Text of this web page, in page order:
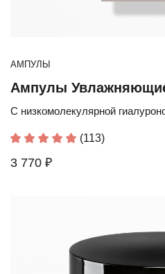
АМПУЛЫ
Ампулы
С низкомолекулярной
(113)
3 770 ₽